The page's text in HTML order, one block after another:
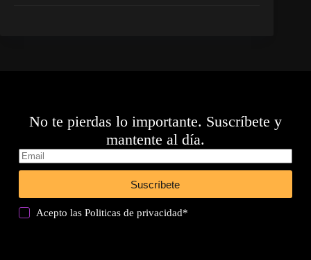
No te pierdas lo importante. Suscríbete y
mantente al día.
Suscríbete
Acepto lasPoliticas de privacidad*